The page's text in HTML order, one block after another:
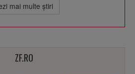
mai multe ştiri
ZF.RO